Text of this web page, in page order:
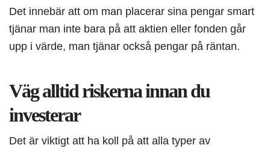
Det innebär att om man placerar sina pengar smart
tjänar man inte bara på att aktien eller fonden går
upp i värde, man tjänar också pengar på räntan.
Väg alltid riskerna innan du
investerar
Det är viktigt att ha koll på att alla typer av